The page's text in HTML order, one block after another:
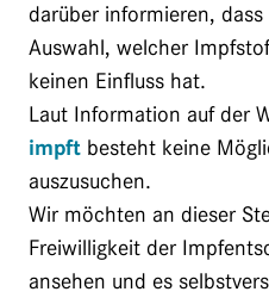
darüber informieren,
Auswahl, welcher
keinen Einfluss hat.
Laut Information auf der
impft besteht keine
auszusuchen.
Wir möchten an dieser
Freiwilligkeit der
ansehen und es